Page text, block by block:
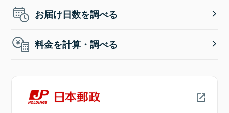
お届け日数を調べる
料金を計算・調べる